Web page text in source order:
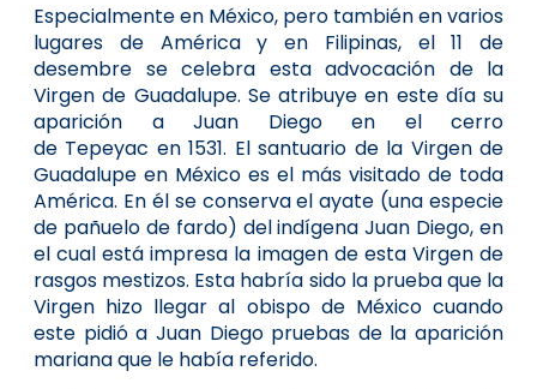
Especialmente en México, pero también en varios
lugares de América y en Filipinas, el 11 de
desembre se celebra esta advocación de la
Virgen de Guadalupe. Se atribuye en este día su
aparición a Juan Diego en el cerro
de Tepeyac en 1531. El santuario de la Virgen de
Guadalupe en México es el más visitado de toda
América. En él se conserva el ayate (una especie
de pañuelo de fardo) del indígena Juan Diego, en
el cual está impresa la imagen de esta Virgen de
rasgos mestizos. Esta habría sido la prueba que la
Virgen hizo llegar al obispo de México cuando
este pidió a Juan Diego pruebas de la aparición
mariana que le había referido.